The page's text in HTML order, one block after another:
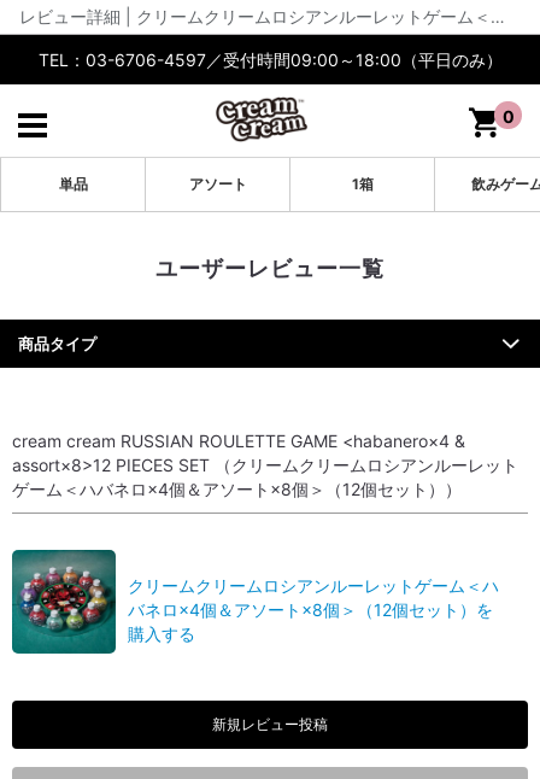
レビュー詳細 | クリームクリームロシアンルーレットゲーム＜ハバネロ×4個＆アソート×8個＞（12個セット） | cream cream公式【通販】
TEL：03-6706-4597／受付時間09:00～18:00（平日のみ）
0
単品 アソート 1箱 飲みゲー
ユーザーレビュー一覧
商品タイプ
cream cream RUSSIAN ROULETTE GAME <habanero×4 &
assort×8>12 PIECES SET （クリームクリームロシアンルーレット
ゲーム＜ハバネロ×4個＆アソート×8個＞（12個セット））
クリームクリームロシアンルーレットゲーム＜ハ
バネロ×4個＆アソート×8個＞（12個セット）を
購入する
新規レビュー投稿